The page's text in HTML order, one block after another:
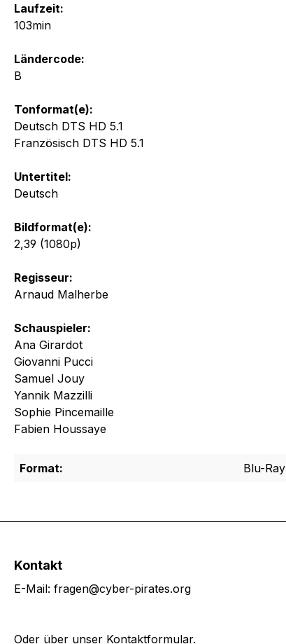
Laufzeit:
103min
Ländercode:
B
Tonformat(e):
Deutsch DTS HD 5.1
Französisch DTS HD 5.1
Untertitel:
Deutsch
Bildformat(e):
2,39 (1080p)
Regisseur:
Arnaud Malherbe
Schauspieler:
Ana Girardot
Giovanni Pucci
Samuel Jouy
Yannik Mazzilli
Sophie Pincemaille
Fabien Houssaye
Format: Blu-Ray
Kontakt
E-Mail: fragen@cyber-pirates.org
Oder über unser Kontaktformular.